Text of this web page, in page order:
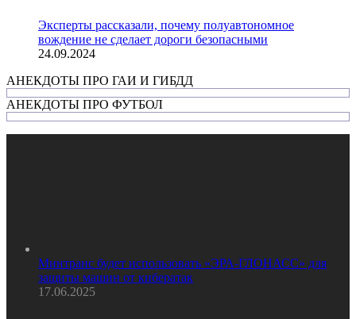
Эксперты рассказали, почему полуавтономное
вождение не сделает дороги безопасными
24.09.2024
АНЕКДОТЫ ПРО ГАИ И ГИБДД
АНЕКДОТЫ ПРО ФУТБОЛ
Минтранс будет использовать «ЭРА-ГЛОНАСС» для
защиты машин от кибератак
17.06.2025